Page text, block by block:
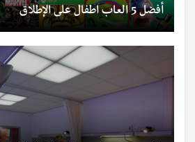
أفضل 5 العاب اطفال على الإطلاق